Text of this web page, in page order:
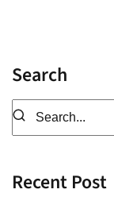
Search
Recent Post